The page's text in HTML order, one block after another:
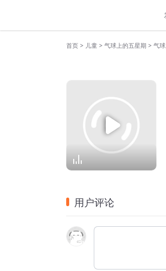
首页 > 儿童 > 气球上的五星期 > 气
用户评论